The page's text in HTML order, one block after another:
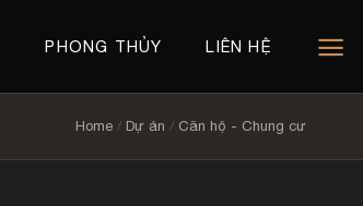
PHONG THỦY LIÊN HỆ
Home / Dự án / Căn hộ - Chung cư